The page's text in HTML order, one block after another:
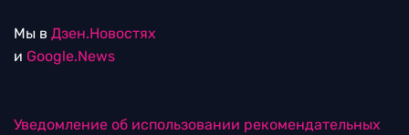
Мы в Дзен.Новостях
и Google.News
Уведомление об использовании рекомендательных